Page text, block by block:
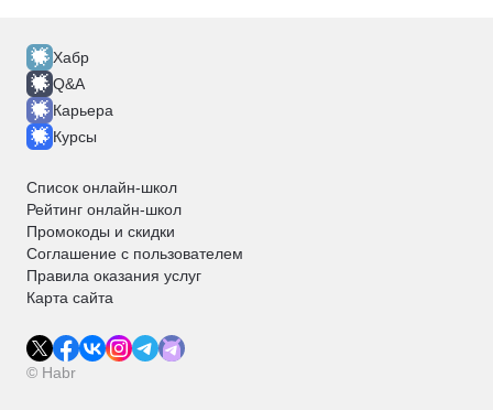
Хабр
Q&A
Карьера
Курсы
Список онлайн-школ
Рейтинг онлайн-школ
Промокоды и скидки
Соглашение с пользователем
Правила оказания услуг
Карта сайта
© Habr